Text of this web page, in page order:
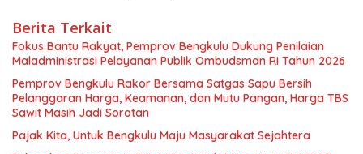
Berita Terkait
Fokus Bantu Rakyat, Pemprov Bengkulu Dukung Penilaian
Maladministrasi Pelayanan Publik Ombudsman RI Tahun 2026
Pemprov Bengkulu Rakor Bersama Satgas Sapu Bersih
Pelanggaran Harga, Keamanan, dan Mutu Pangan, Harga TBS
Sawit Masih Jadi Sorotan
Pajak Kita, Untuk Bengkulu Maju Masyarakat Sejahtera